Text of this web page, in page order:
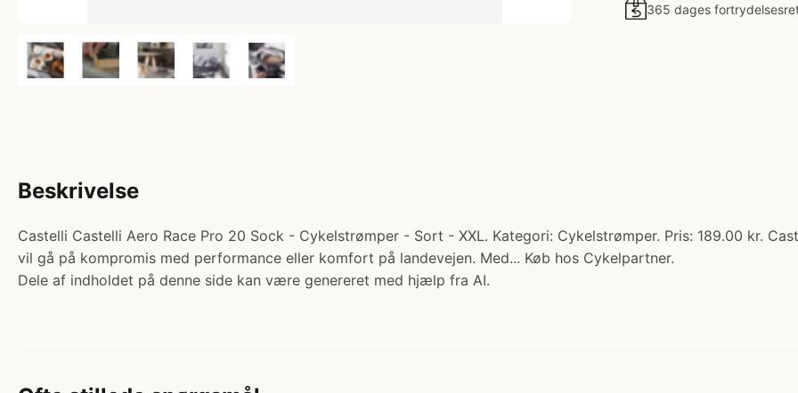
365 dages
Beskrivelse
Castelli Castelli Aero Race Pro 20 Sock - Cykelstrømper - Sort - XXL. Kategori: Cykelstrømper. Pris: 189.00 kr.
vil gå på kompromis med performance eller komfort på landevejen. Med... Køb hos Cykelpartner.
Dele af indholdet på denne side kan være genereret med hjælp fra AI.